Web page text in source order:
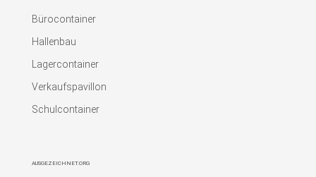
Bürocontainer
Hallenbau
Lagercontainer
Verkaufspavillon
Schulcontainer
AUSGEZEICHNET.ORG